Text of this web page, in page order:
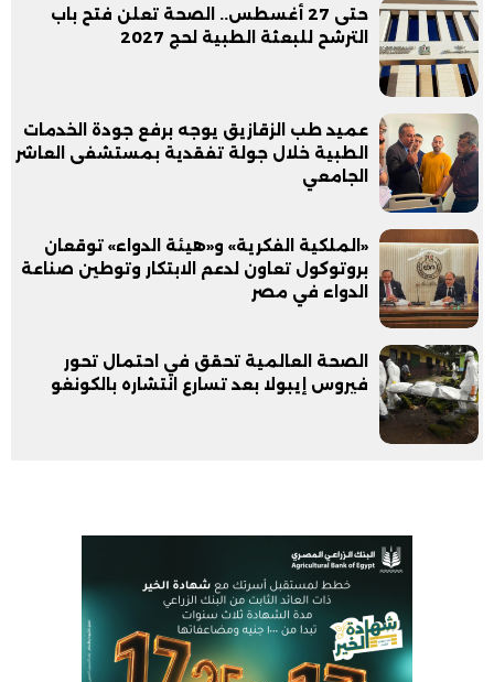
حتى 27 أغسطس.. الصحة تعلن فتح باب
الترشح للبعثة الطبية لحج 2027
عميد طب الزقازيق يوجه برفع جودة الخدمات
الطبية خلال جولة تفقدية بمستشفى العاشر
الجامعي
«الملكية الفكرية» و«هيئة الدواء» توقعان
بروتوكول تعاون لدعم الابتكار وتوطين صناعة
الدواء في مصر
الصحة العالمية تحقق في احتمال تحور
فيروس إيبولا بعد تسارع انتشاره بالكونغو